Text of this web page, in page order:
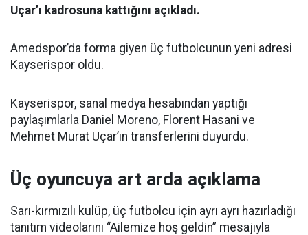
Uçar’ı kadrosuna kattığını açıkladı.
Amedspor’da forma giyen üç futbolcunun yeni adresi
Kayserispor oldu.
Kayserispor, sanal medya hesabından yaptığı
paylaşımlarla Daniel Moreno, Florent Hasani ve
Mehmet Murat Uçar’ın transferlerini duyurdu.
Üç oyuncuya art arda açıklama
Sarı-kırmızılı kulüp, üç futbolcu için ayrı ayrı hazırladığı
tanıtım videolarını “Ailemize hoş geldin” mesajıyla